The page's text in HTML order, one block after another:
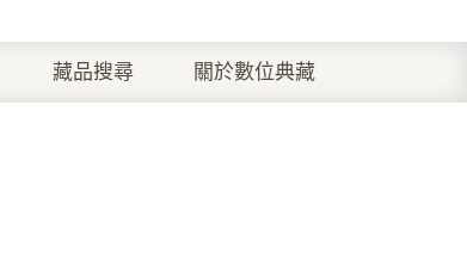
藏品搜尋 關於數位典藏